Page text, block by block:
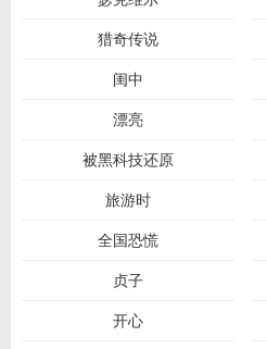
猎奇传说
闺中
漂亮
被黑科技还原
旅游时
全国恐慌
贞子
开心